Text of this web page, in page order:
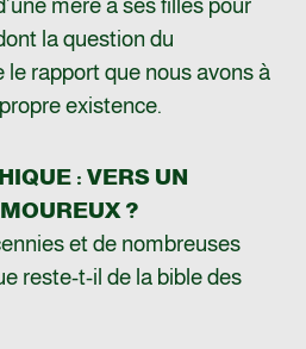
mère à ses filles pour
la question du
rapport que nous avons à
existence.
: VERS UN
?
et de nombreuses
reste-t-il de la bible des